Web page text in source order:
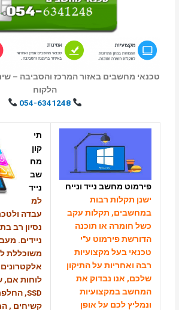
באזור המרכז והסביבה – שירותי מחשוב
054-6341248
מחשב נייד ונייח
רבות
תקלות עקב
או תוכנה
פירמוט ע"י
בעל מקצועיות
על התיקון
נבדוק את
במקצועיות
לכם על אופן
תי
קון
שב
נייד
למ
עבדה ולטכנאים שלנו יש
נסיון רב בתיקון מחשבים
ניידים.
מעבדת
משוכללת לתיקון
אלקטרונים פגומים תיקון
לוחות אם, שדרוג דיסק ל
SSD, החלפת דיסקים
קשיחים , החלפת מסכים